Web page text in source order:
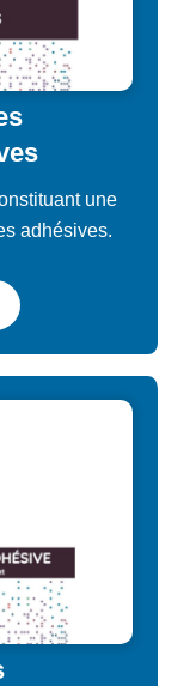
une
adhésives.